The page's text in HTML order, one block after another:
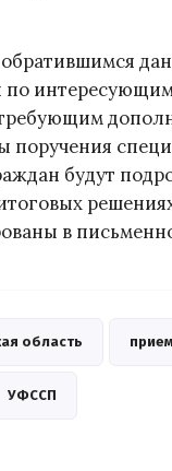
по
поручения
будут
в
область
УФССП